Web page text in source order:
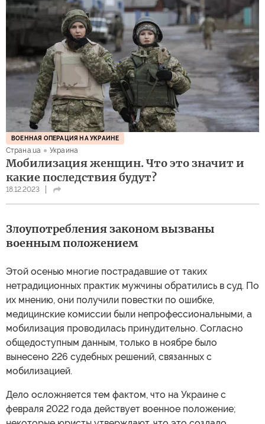
ВОЕННАЯ ОПЕРАЦИЯ НА УКРАИНЕ
Страна.ua Украина
Мобилизация женщин. Что это значит и
какие последствия будут?
18.12.2023
Злоупотребления законом вызваны
военным положением
Этой осенью многие пострадавшие от таких
нетрадиционных практик мужчины обратились в суд. По
их мнению, они получили повестки по ошибке,
медицинские комиссии были непрофессиональными, а
мобилизация проводилась принудительно. Согласно
общедоступным данным, только в ноябре было
вынесено 226 судебных решений, связанных с
мобилизацией.
Дело осложняется тем фактом, что на Украине с
февраля 2022 года действует военное положение;